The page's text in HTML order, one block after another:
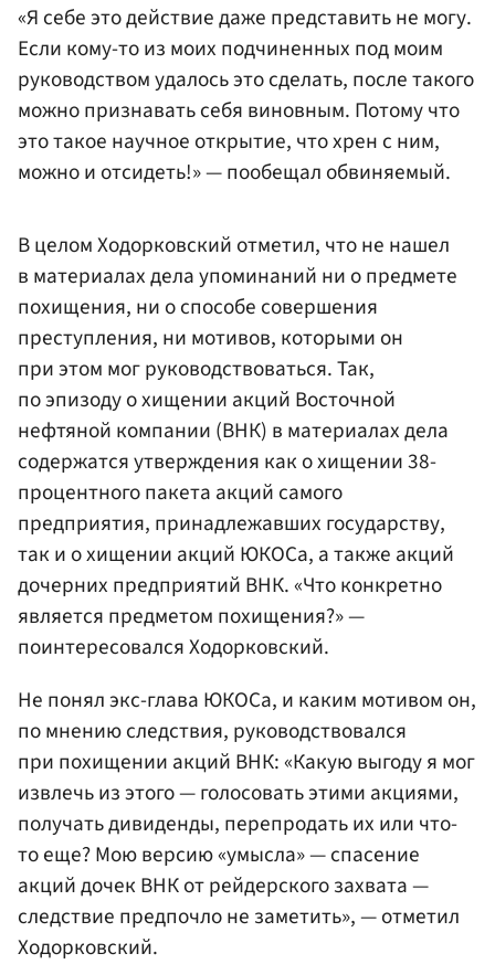
«Я себе это действие даже представить не могу.
Если кому-то из моих подчиненных под моим
руководством удалось это сделать, после такого
можно признавать себя виновным. Потому что
это такое научное открытие, что хрен с ним,
можно и отсидеть!» — пообещал обвиняемый.
В целом Ходорковский отметил, что не нашел
в материалах дела упоминаний ни о предмете
похищения, ни о способе совершения
преступления, ни мотивов, которыми он
при этом мог руководствоваться. Так,
по эпизоду о хищении акций Восточной
нефтяной компании (ВНК) в материалах дела
содержатся утверждения как о хищении 38-
процентного пакета акций самого
предприятия, принадлежавших государству,
так и о хищении акций ЮКОСа, а также акций
дочерних предприятий ВНК. «Что конкретно
является предметом похищения?» —
поинтересовался Ходорковский.
Не понял экс-глава ЮКОСа, и каким мотивом он,
по мнению следствия, руководствовался
при похищении акций ВНК: «Какую выгоду я мог
извлечь из этого — голосовать этими акциями,
получать дивиденды, перепродать их или что-
то еще? Мою версию «умысла» — спасение
акций дочек ВНК от рейдерского захвата —
следствие предпочло не заметить», — отметил
Ходорковский.